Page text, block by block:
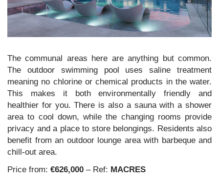
The communal areas here are anything but common.
The outdoor swimming pool uses saline treatment
meaning no chlorine or chemical products in the water.
This makes it both environmentally friendly and
healthier for you. There is also a sauna with a shower
area to cool down, while the changing rooms provide
privacy and a place to store belongings. Residents also
benefit from an outdoor lounge area with barbeque and
chill-out area.
Price from: €626,000 – Ref: MACRES